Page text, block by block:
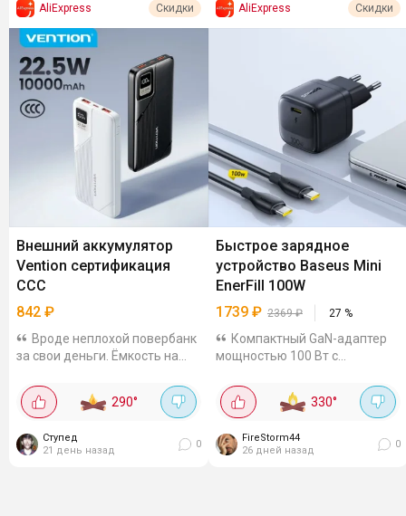
AliExpress Скидки
Внешний аккумулятор
Vention сертификация
CCC
842 ₽
Вроде неплохой повербанк
за свои деньги. Ёмкость на
порта, мощность 22. Вт и LED
дисплей. Поддерживает
одновременно заряжать 3...
290°
Ступед
21 день назад
0
AliExpress Скидки
Быстрое зарядное
устройство Baseus Mini
EnerFill 100W
1739 ₽ 2369₽ 27 %
Компактный GaN-адаптер
мощностью 100 Вт с
USB-C, поддерживает
современные протоколы
PPS), позволяя безопасно и
эффективно...
330°
FireStorm44
26 дней назад
0